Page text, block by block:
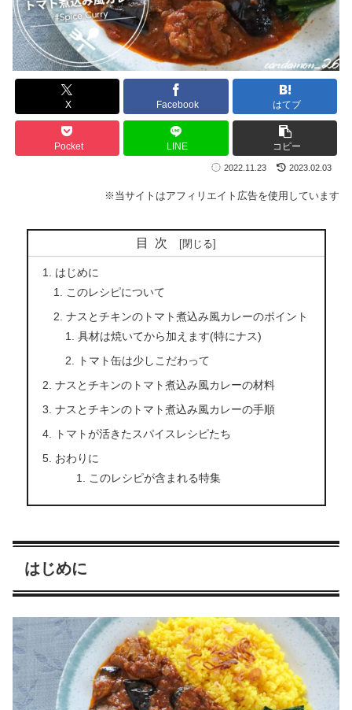
X Facebook はてブ
Pocket LINE コピー
2022.11.23 2023.02.03
※当サイトはアフィリエイト広告を使用しています
目次
はじめに
このレシピについて
ナスとチキンのトマト煮込み風カレーのポイント
具材は焼いてから加えます(特にナス)
トマト缶は少しこだわって
ナスとチキンのトマト煮込み風カレーの材料
ナスとチキンのトマト煮込み風カレーの手順
トマトが活きたスパイスレシピたち
おわりに
このレシピが含まれる特集
はじめに